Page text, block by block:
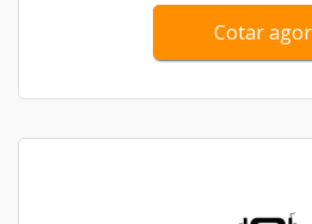
Cotar